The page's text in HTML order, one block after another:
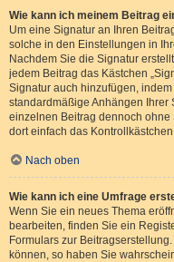
Wie kann ich meinem Beitrag
Um eine Signatur an Ihren
solche in den Einstellungen in
Nachdem Sie die Signatur
jedem Beitrag das Kästchen
Signatur auch hinzufügen,
standardmäßige Anhängen Ihrer
einzelnen Beitrag dennoch ohne
dort einfach das
Nach oben
Wie kann ich eine Umfrage
Wenn Sie ein neues Thema
bearbeiten, finden Sie ein
Formulars zur
können, so haben Sie